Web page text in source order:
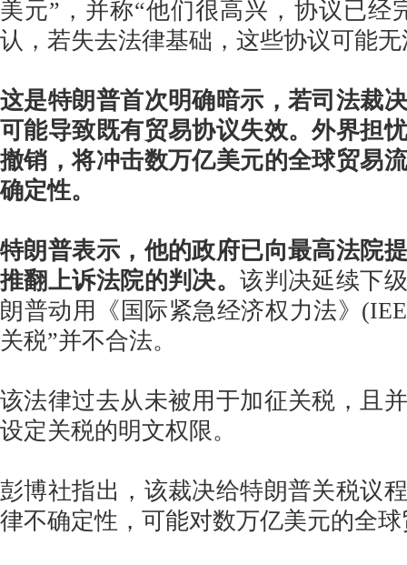
美元”，并称“他们很高兴，协议已经
认，若失去法律基础，这些协议可能
这是特朗普首次明确暗示，若司法裁
可能导致既有贸易协议失效。外界担
撤销，将冲击数万亿美元的全球贸易
确定性。
特朗普表示，他的政府已向最高法院
推翻上诉法院的判决。该判决延续下
朗普动用《国际紧急经济权力法》
关税”并不合法。
该法律过去从未被用于加征关税，且
设定关税的明文权限。
彭博社指出，该裁决给特朗普关税议
律不确定性，可能对数万亿美元的全